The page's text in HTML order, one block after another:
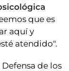
que es
aquí y
atendido".
de los